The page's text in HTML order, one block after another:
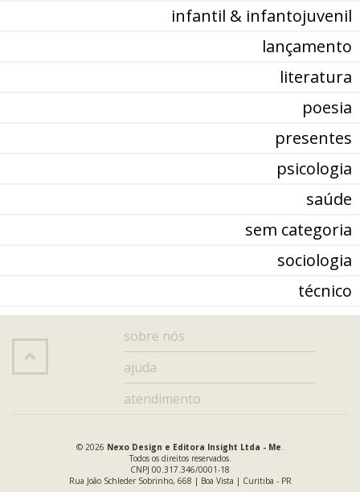
infantil & infantojuvenil
lançamento
literatura
poesia
presentes
psicologia
saúde
sem categoria
sociologia
técnico
sobre nós
ajuda
atendimento
© 2026 Nexo Design e Editora Insight Ltda - Me.
Todos os direitos reservados.
CNPJ 00.317.346/0001-18
Rua João Schleder Sobrinho, 668 | Boa Vista | Curitiba - PR